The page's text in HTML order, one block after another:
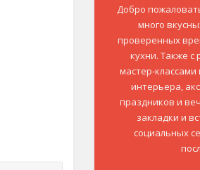
Добро
много
проверенных
кухни. Также
мастер-
интерьера,
праздников и
закладки и
социальных